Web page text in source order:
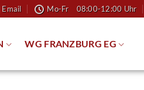
Email Mo-Fr 08:00-12:00 Uhr
WG FRANZBURG EG